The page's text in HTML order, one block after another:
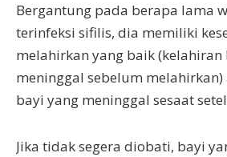
Bergantung pada berapa lama
terinfeksi sifilis, dia memiliki
melahirkan yang baik (kelahiran
meninggal sebelum
bayi yang meninggal sesaat
Jika tidak segera diobati, bayi